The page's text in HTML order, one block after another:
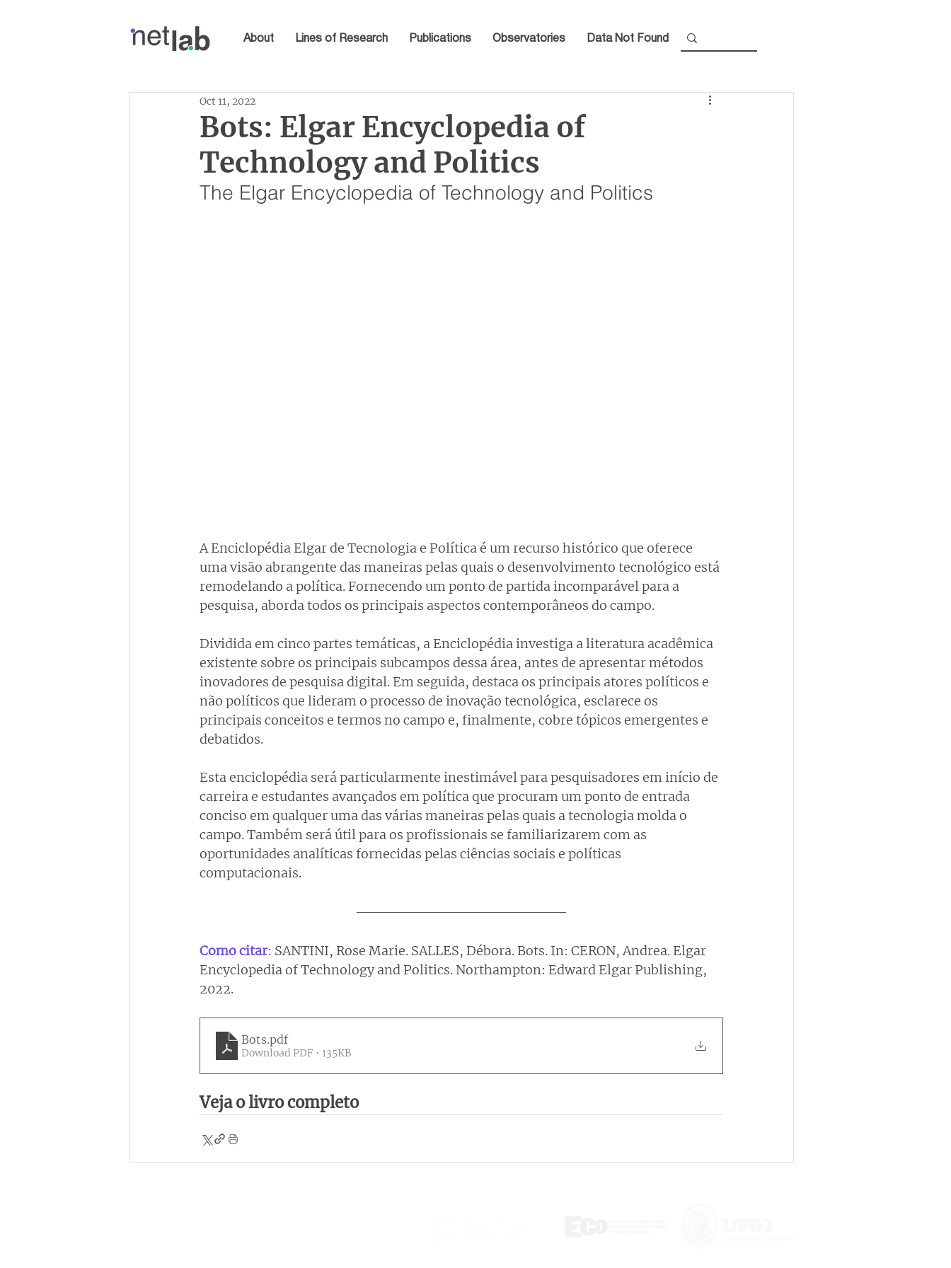
About Lines of Research Publications Observatories Data Not Found
Bots: Elgar Encyclopedia of
Technology and Politics
Oct 11, 2022
The Elgar Encyclopedia of Technology and Politics
A Enciclopédia Elgar de Tecnologia e Política é um recurso histórico que oferece
uma visão abrangente das maneiras pelas quais o desenvolvimento tecnológico está
remodelando a política. Fornecendo um ponto de partida incomparável para a
pesquisa, aborda todos os principais aspectos contemporâneos do campo.
Dividida em cinco partes temáticas, a Enciclopédia investiga a literatura acadêmica
existente sobre os principais subcampos dessa área, antes de apresentar métodos
inovadores de pesquisa digital. Em seguida, destaca os principais atores políticos e
não políticos que lideram o processo de inovação tecnológica, esclarece os
principais conceitos e termos no campo e, finalmente, cobre tópicos emergentes e
debatidos.
Esta enciclopédia será particularmente inestimável para pesquisadores em início de
carreira e estudantes avançados em política que procuram um ponto de entrada
conciso em qualquer uma das várias maneiras pelas quais a tecnologia molda o
campo. Também será útil para os profissionais se familiarizarem com as
oportunidades analíticas fornecidas pelas ciências sociais e políticas
computacionais.
Como citar: SANTINI, Rose Marie. SALLES, Débora. Bots. In: CERON, Andrea. Elgar
Encyclopedia of Technology and Politics. Northampton: Edward Elgar Publishing,
2022.
Bots.pdf
Download PDF • 135KB
Veja o livro completo